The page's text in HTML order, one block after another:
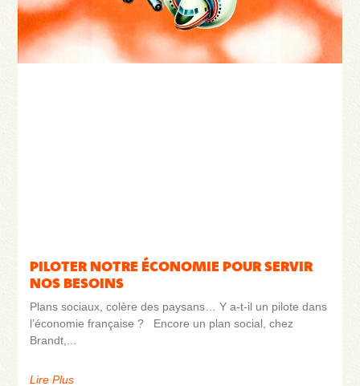
PILOTER NOTRE ÉCONOMIE POUR SERVIR
NOS BESOINS
Plans sociaux, colère des paysans… Y a-t-il un pilote dans
l’économie française ? Encore un plan social, chez
Brandt,
Lire Plus